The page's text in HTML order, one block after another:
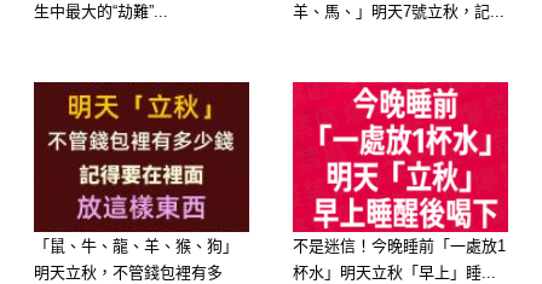
而發」。在馬年妳的領導力會被看見，
解決不了的難題，自然會有貴人現身幫
妳掃平障礙。
生中最大的“劫難”...
羊、馬、」明天7號立秋，記...
「鼠、牛、龍、羊、猴、狗」
明天立秋，不管錢包裡有多
不是迷信！今晚睡前「一處放1
杯水」明天立秋「早上」睡...